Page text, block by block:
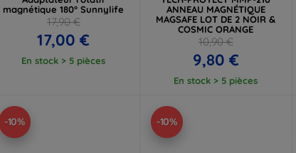
magnétique 180° Sunnylife
17,90 €
17,00 €
En stock > 5 pièces
ANNEAU MAGNÉTIQUE
MAGSAFE LOT DE 2 NOIR &
COSMIC ORANGE
10,90 €
9,80 €
En stock > 5 pièces
-10% -10%